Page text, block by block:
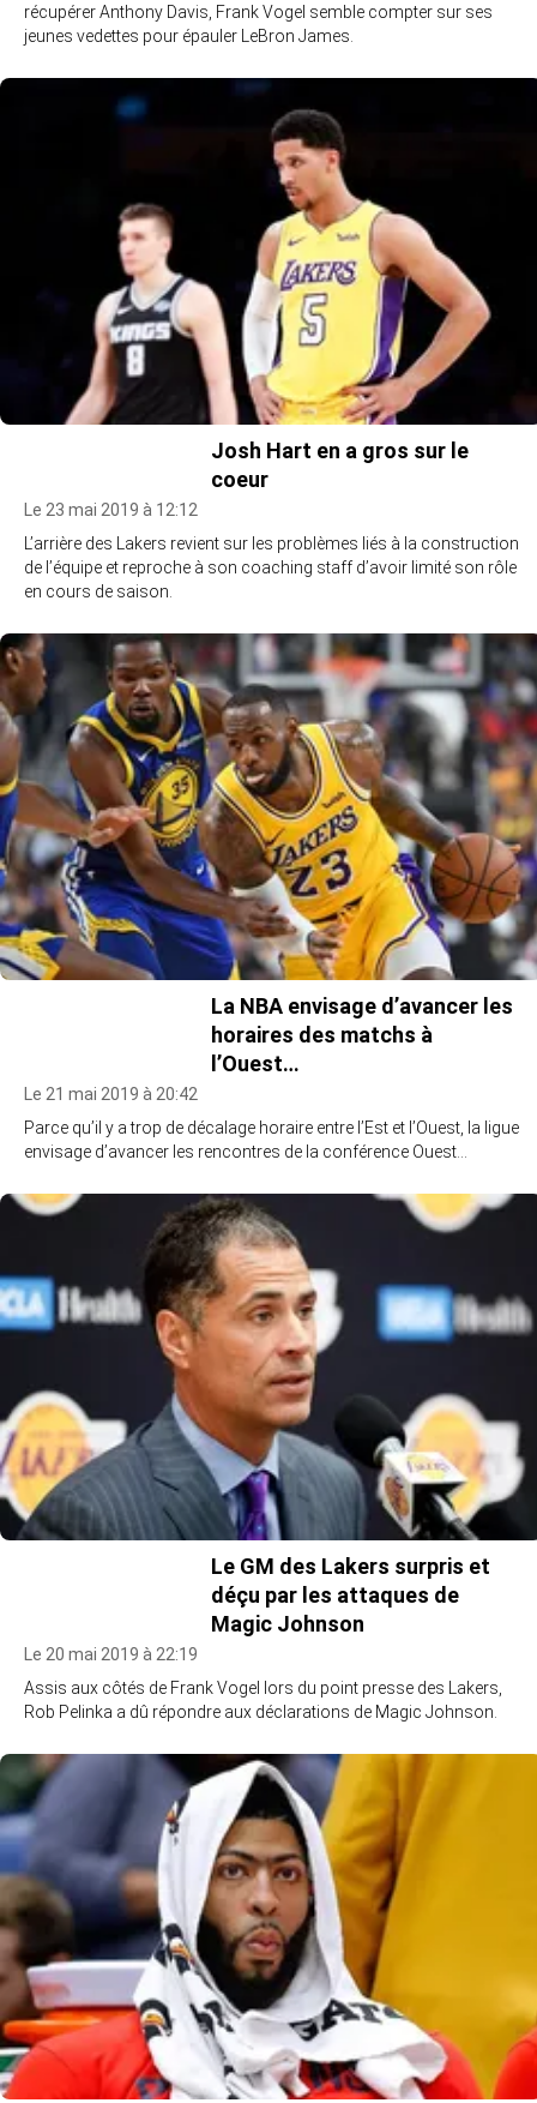
récupérer Anthony Davis, Frank Vogel semble compter sur ses
jeunes vedettes pour épauler LeBron James.
Josh Hart en a gros sur le
coeur
Le 23 mai 2019 à 12:12
L’arrière des Lakers revient sur les problèmes liés à la construction
de l’équipe et reproche à son coaching staff d’avoir limité son rôle
en cours de saison.
La NBA envisage d’avancer les
horaires des matchs à
l’Ouest…
Le 21 mai 2019 à 20:42
Parce qu’il y a trop de décalage horaire entre l’Est et l’Ouest, la ligue
envisage d’avancer les rencontres de la conférence Ouest…
Le GM des Lakers surpris et
déçu par les attaques de
Magic Johnson
Le 20 mai 2019 à 22:19
Assis aux côtés de Frank Vogel lors du point presse des Lakers,
Rob Pelinka a dû répondre aux déclarations de Magic Johnson.